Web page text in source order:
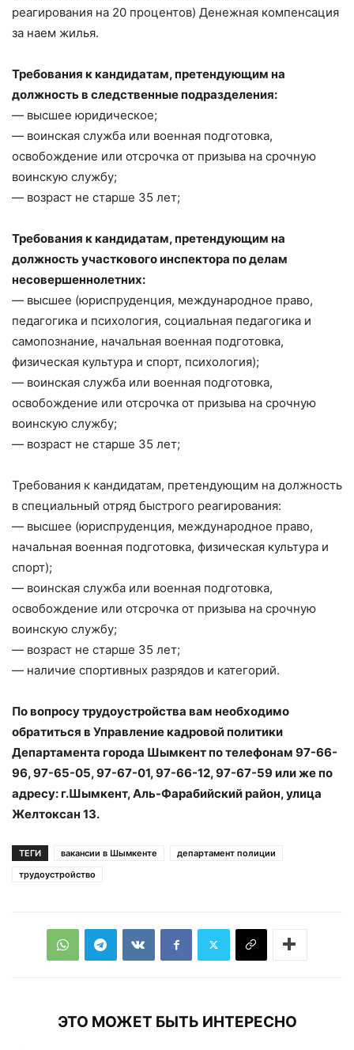
реагирования на 20 процентов) Денежная компенсация
за наем жилья.
Требования к кандидатам, претендующим на
должность в следственные подразделения:
— высшее юридическое;
— воинская служба или военная подготовка,
освобождение или отсрочка от призыва на срочную
воинскую службу;
— возраст не старше 35 лет;
Требования к кандидатам, претендующим на
должность участкового инспектора по делам
несовершеннолетних:
— высшее (юриспруденция, международное право,
педагогика и психология, социальная педагогика и
самопознание, начальная военная подготовка,
физическая культура и спорт, психология);
— воинская служба или военная подготовка,
освобождение или отсрочка от призыва на срочную
воинскую службу;
— возраст не старше 35 лет;
Требования к кандидатам, претендующим на должность
в специальный отряд быстрого реагирования:
— высшее (юриспруденция, международное право,
начальная военная подготовка, физическая культура и
спорт);
— воинская служба или военная подготовка,
освобождение или отсрочка от призыва на срочную
воинскую службу;
— возраст не старше 35 лет;
— наличие спортивных разрядов и категорий.
По вопросу трудоустройства вам необходимо
обратиться в Управление кадровой политики
Департамента города Шымкент по телефонам 97-66-
96, 97-65-05, 97-67-01, 97-66-12, 97-67-59 или же по
адресу: г.Шымкент, Аль-Фарабийский район, улица
Желтоксан 13.
ТЕГИ вакансии в Шымкенте
департамент полиции
трудоустройство
ЭТО МОЖЕТ БЫТЬ ИНТЕРЕСНО